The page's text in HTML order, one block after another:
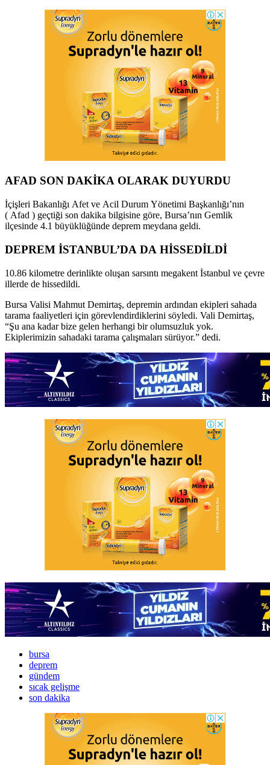
AFAD SON DAKİKA OLARAK DUYURDU
İçişleri Bakanlığı Afet ve Acil Durum Yönetimi Başkanlığı’nın
( Afad ) geçtiği son dakika bilgisine göre, Bursa’nın Gemlik
ilçesinde 4.1 büyüklüğünde deprem meydana geldi.
DEPREM İSTANBUL’DA DA HİSSEDİLDİ
10.86 kilometre derinlikte oluşan sarsıntı megakent İstanbul ve çevre
illerde de hissedildi.
Bursa Valisi Mahmut Demirtaş, depremin ardından ekipleri sahada
tarama faaliyetleri için görevlendirdiklerini söyledi. Vali Demirtaş,
“Şu ana kadar bize gelen herhangi bir olumsuzluk yok.
Ekiplerimizin sahadaki tarama çalışmaları sürüyor.” dedi.
bursa
deprem
gündem
sıcak gelişme
son dakika